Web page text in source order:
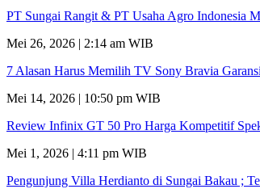
PT Sungai Rangit & PT Usaha Agro Indonesia
Mei 26, 2026 | 2:14 am WIB
7 Alasan Harus Memilih TV Sony Bravia
Mei 14, 2026 | 10:50 pm WIB
Review Infinix GT 50 Pro Harga Kompetitif
Mei 1, 2026 | 4:11 pm WIB
Pengunjung Villa Herdianto di Sungai Bakau ;